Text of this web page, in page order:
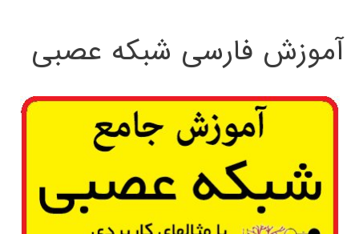
آموزش فارسی شبکه عصبی